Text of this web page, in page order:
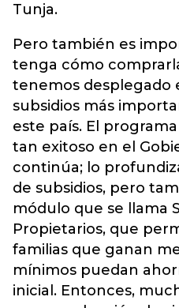
Tunja.
Pero también es
tenga cómo
tenemos desplegado
subsidios más
este país. El
tan exitoso en el
continúa; lo
de subsidios, pero
módulo que se llama
Propietarios, que
familias que ganan
mínimos puedan
inicial. Entonces,